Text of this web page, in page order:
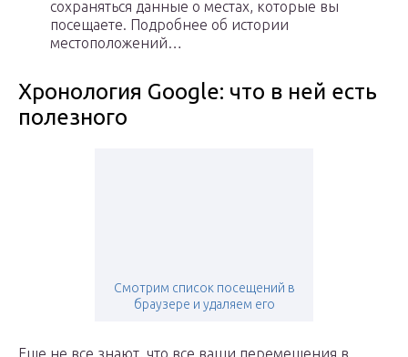
сохраняться данные о местах, которые вы
посещаете. Подробнее об истории
местоположений…
Хронология Google: что в ней есть
полезного
Смотрим список посещений в
браузере и удаляем его
Еще не все знают, что все ваши перемещения в